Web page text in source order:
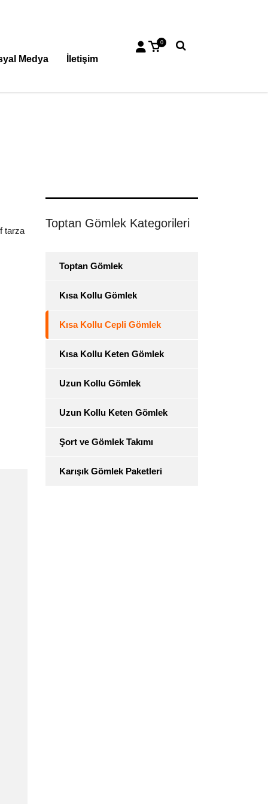
Medya İletişim
0
tarza
Toptan Gömlek Kategorileri
Toptan Gömlek
Kısa Kollu Gömlek
Kısa Kollu Cepli Gömlek
Kısa Kollu Keten Gömlek
Uzun Kollu Gömlek
Uzun Kollu Keten Gömlek
Şort ve Gömlek Takımı
Karışık Gömlek Paketleri